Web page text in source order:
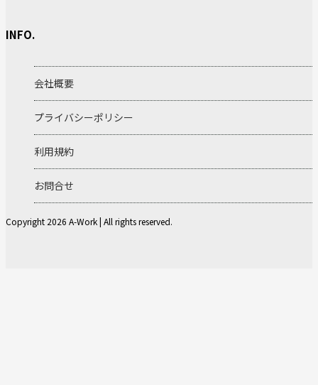
INFO.
会社概要
プライバシーポリシー
利用規約
お問合せ
Copyright 2026 A-Work | All rights reserved.